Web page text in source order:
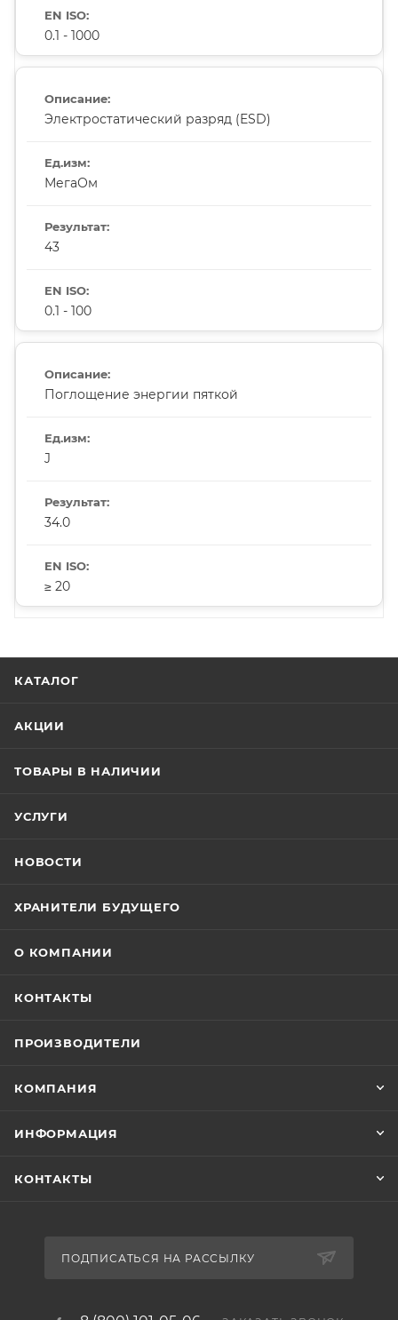
0.1 - 1000
Электростатический разряд (ESD)
МегаОм
43
0.1 - 100
Поглощение энергии пяткой
J
34.0
≥ 20
КАТАЛОГ
АКЦИИ
ТОВАРЫ В НАЛИЧИИ
УСЛУГИ
НОВОСТИ
ХРАНИТЕЛИ БУДУЩЕГО
О КОМПАНИИ
КОНТАКТЫ
ПРОИЗВОДИТЕЛИ
КОМПАНИЯ
ИНФОРМАЦИЯ
КОНТАКТЫ
ПОДПИСАТЬСЯ НА РАССЫЛКУ